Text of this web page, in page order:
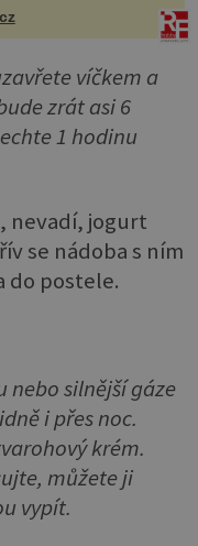
víčkem a
zrát asi 6
1 hodinu
nevadí, jogurt
se nádoba s ním
do postele.
nebo silnější gáze
i přes noc.
krém.
můžete ji
vypít.